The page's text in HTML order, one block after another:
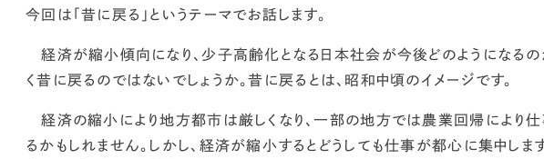
今回は「昔に戻る」というテーマでお話します。
経済が縮小傾向になり、少子高齢化となる日本社会が今後どのようになるの
く昔に戻るのではないでしょうか。昔に戻るとは、昭和中頃のイメージです。
経済の縮小により地方都市は厳しくなり、一部の地方では農業回帰により
るかもしれません。しかし、経済が縮小するとどうしても仕事が都心に集中しま